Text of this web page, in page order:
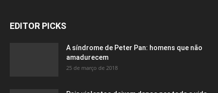
EDITOR PICKS
A síndrome de Peter Pan: homens que não
amadurecem
25 de março de 2018